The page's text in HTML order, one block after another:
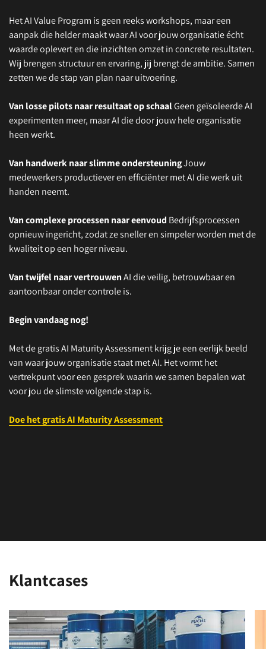
Het AI Value Program is geen reeks workshops, maar een
aanpak die helder maakt waar AI voor jouw organisatie écht
waarde oplevert en die inzichten omzet in concrete resultaten.
Wij brengen structuur en ervaring, jij brengt de ambitie. Samen
zetten we de stap van plan naar uitvoering.
Van losse pilots naar resultaat op schaalGeen geïsoleerde AI
experimenten meer, maar AI die door jouw hele organisatie
heen werkt.
Van handwerk naar slimme ondersteuningJouw
medewerkers productiever en efficiënter met AI die werk uit
handen neemt.
Van complexe processen naar eenvoud Bedrijfsprocessen
opnieuw ingericht, zodat ze sneller en simpeler worden met de
kwaliteit op een hoger niveau.
Van twijfel naar vertrouwenAI die veilig, betrouwbaar en
aantoonbaar onder controle is.
Begin vandaag nog!
Met de gratis AI Maturity Assessment krijg je een eerlijk beeld
van waar jouw organisatie staat met AI. Het vormt het
vertrekpunt voor een gesprek waarin we samen bepalen wat
voor jou de slimste volgende stap is.
Doe het gratis AI Maturity Assessment
Klantcases